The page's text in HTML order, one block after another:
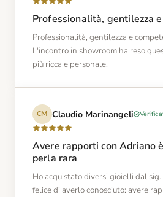
Professionalità, gentilezza
Professionalità, gentilezza e
L'incontro in showroom ha reso
più ricca e personale.
CM Claudio Marinangeli
Avere rapporti con Adriano
perla rara
Ho acquistato diversi gioielli dal
felice di averlo conosciuto: avere